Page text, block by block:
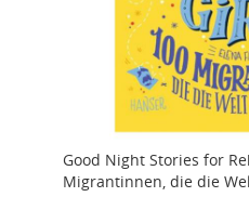
Good Night Stories for
Migrantinnen, die die